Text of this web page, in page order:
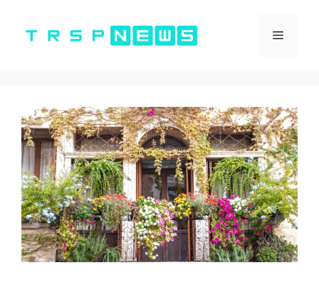
contenuto
Menu